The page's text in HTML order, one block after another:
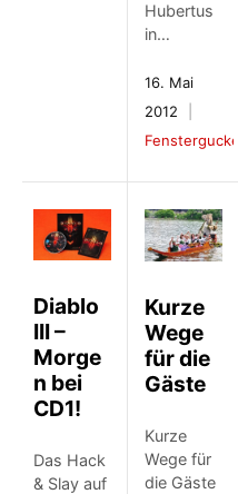
Hubertus
in…
16. Mai
2012
Fenstergucker
Diablo
III –
Morge
n bei
CD1!
Das Hack
& Slay auf
Kurze
Wege
für die
Gäste
Kurze
Wege für
die Gäste